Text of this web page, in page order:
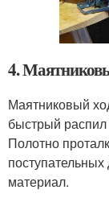
4.
Маятниковый
быстрый распил
Полотно
материал.